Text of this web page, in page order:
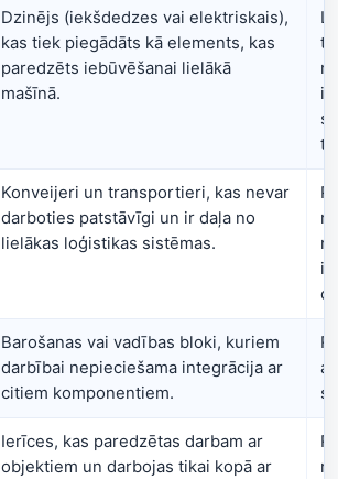
Dzinējs (iekšdedzes vai elektriskais),
kas tiek piegādāts kā elements, kas
paredzēts iebūvēšanai lielākā
mašīnā.
Konveijeri un transportieri, kas nevar
darboties patstāvīgi un ir daļa no
lielākas loģistikas sistēmas.
Barošanas vai vadības bloki, kuriem
darbībai nepieciešama integrācija ar
citiem komponentiem.
Ierīces, kas paredzētas darbam ar
objektiem un darbojas tikai kopā ar